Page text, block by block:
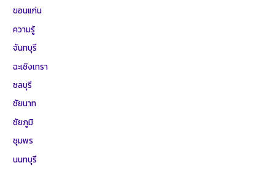
ขอนแก่น
ความรู้
จันทบุรี
ฉะเชิงเทรา
ชลบุรี
ชัยนาท
ชัยภูมิ
ชุมพร
นนทบุรี